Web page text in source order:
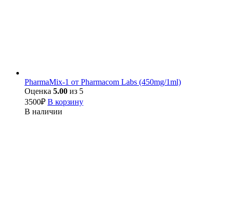
PharmaMix-1 от Pharmacom Labs (450mg/1ml)
Оценка 5.00 из 5
3500₽ В корзину
В наличии